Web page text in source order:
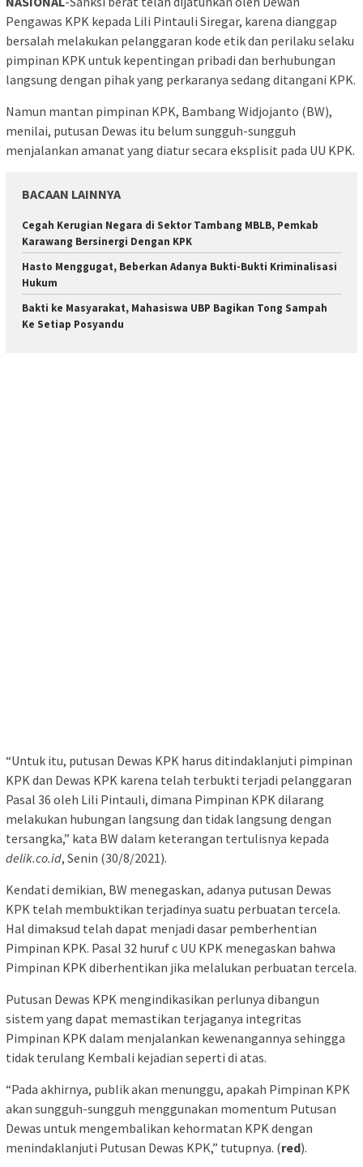
Pengawas KPK kepada Lili Pintauli Siregar, karena dianggap
bersalah melakukan pelanggaran kode etik dan perilaku selaku
pimpinan KPK untuk kepentingan pribadi dan berhubungan
langsung dengan pihak yang perkaranya sedang ditangani KPK.
Namun mantan pimpinan KPK, Bambang Widjojanto (BW),
menilai, putusan Dewas itu belum sungguh-sungguh
menjalankan amanat yang diatur secara eksplisit pada UU KPK.
BACAAN LAINNYA
Cegah Kerugian Negara di Sektor Tambang MBLB, Pemkab
Karawang Bersinergi Dengan KPK
Hasto Menggugat, Beberkan Adanya Bukti-Bukti Kriminalisasi
Hukum
Bakti ke Masyarakat, Mahasiswa UBP Bagikan Tong Sampah
Ke Setiap Posyandu
“Untuk itu, putusan Dewas KPK harus ditindaklanjuti pimpinan
KPK dan Dewas KPK karena telah terbukti terjadi pelanggaran
Pasal 36 oleh Lili Pintauli, dimana Pimpinan KPK dilarang
melakukan hubungan langsung dan tidak langsung dengan
tersangka,” kata BW dalam keterangan tertulisnya kepada
delik.co.id, Senin (30/8/2021).
Kendati demikian, BW menegaskan, adanya putusan Dewas
KPK telah membuktikan terjadinya suatu perbuatan tercela.
Hal dimaksud telah dapat menjadi dasar pemberhentian
Pimpinan KPK. Pasal 32 huruf c UU KPK menegaskan bahwa
Pimpinan KPK diberhentikan jika melalukan perbuatan tercela.
Putusan Dewas KPK mengindikasikan perlunya dibangun
sistem yang dapat memastikan terjaganya integritas
Pimpinan KPK dalam menjalankan kewenangannya sehingga
tidak terulang Kembali kejadian seperti di atas.
“Pada akhirnya, publik akan menunggu, apakah Pimpinan KPK
akan sungguh-sungguh menggunakan momentum Putusan
Dewas untuk mengembalikan kehormatan KPK dengan
menindaklanjuti Putusan Dewas KPK,” tutupnya. (red).